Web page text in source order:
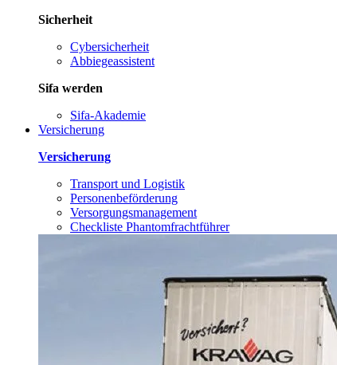
Sicherheit
Cybersicherheit
Abbiegeassistent
Sifa werden
Sifa-Akademie
Versicherung
Versicherung
Transport und Logistik
Personenbeförderung
Versorgungsmanagement
Checkliste Phantomfrachtführer